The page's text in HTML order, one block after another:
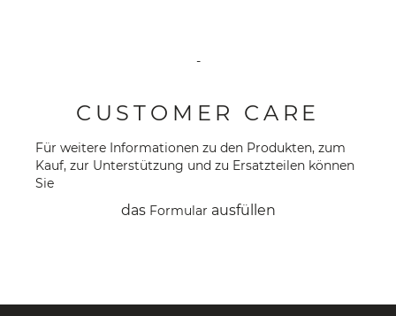
-
CUSTOMER CARE
Für weitere Informationen zu den Produkten, zum
Kauf, zur Unterstützung und zu Ersatzteilen können
Sie
das Formular ausfüllen